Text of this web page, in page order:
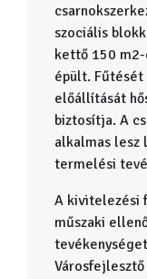
szociális
kettő 150
épült. Fűtését
előállítását
biztosítja. A
alkalmas lesz
termelési
A kivitelezési
műszaki